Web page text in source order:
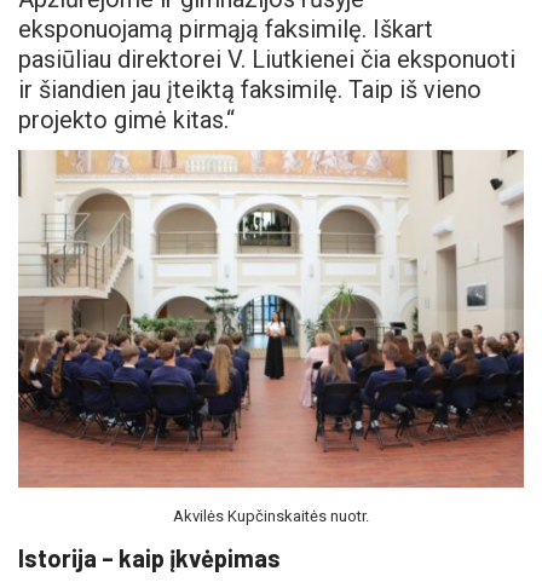
eksponuojamą pirmąją faksimilę. Iškart
pasiūliau direktorei V. Liutkienei čia eksponuoti
ir šiandien jau įteiktą faksimilę. Taip iš vieno
projekto gimė kitas.“
Akvilės Kupčinskaitės nuotr.
Istorija – kaip įkvėpimas